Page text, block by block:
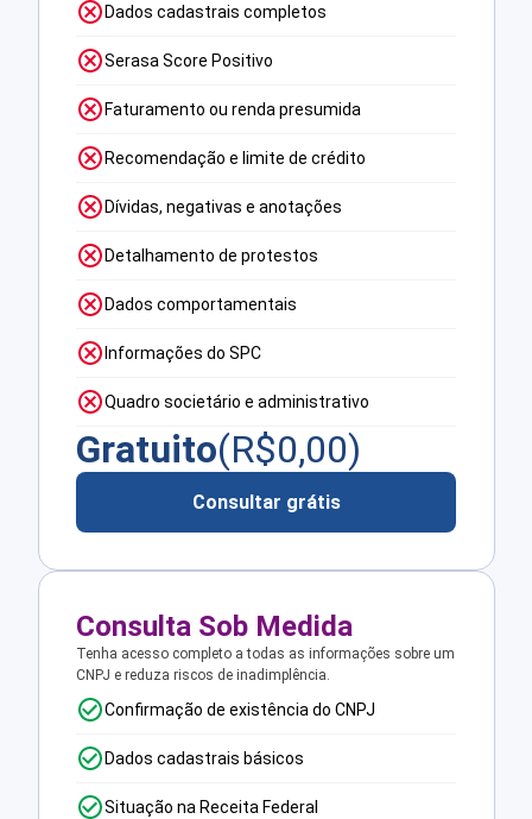
Dados cadastrais completos
Serasa Score Positivo
Faturamento ou renda presumida
Recomendação e limite de crédito
Dívidas, negativas e anotações
Detalhamento de protestos
Dados comportamentais
Informações do SPC
Quadro societário e administrativo
Gratuito(R$0,00)
Consultar grátis
Consulta Sob Medida
Tenha acesso completo a todas as informações sobre um
CNPJ e reduza riscos de inadimplência.
Confirmação de existência do CNPJ
Dados cadastrais básicos
Situação na Receita Federal